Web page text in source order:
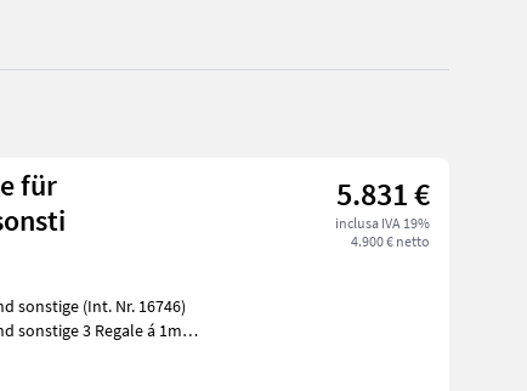
für
5.831 €
inclusa IVA 19%
4.900 € netto
sonstige (Int. Nr. 16746)
sonstige 3 Regale á 1m